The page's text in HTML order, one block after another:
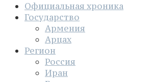
Официальная хроника
Государство
Армения
Арцах
Регион
Россия
Иран